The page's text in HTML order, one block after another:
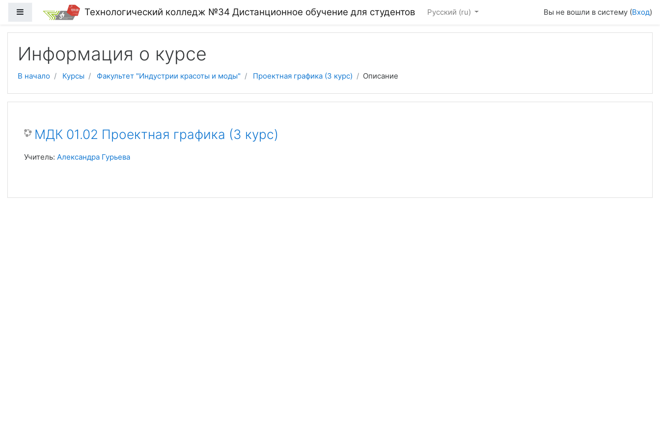
Перейти к основному содержанию
Боковая панель Технологический колледж №34 Дистанционное обучение для студентов Русский ‎(ru)‎ Вы не вошли в систему (Вход)
Информация о курсе
В начало Курсы Факультет "Индустрии красоты и моды" Проектная графика (3 курс) Описание
МДК 01.02 Проектная графика (3 курс)
Учитель: Александра Гурьева